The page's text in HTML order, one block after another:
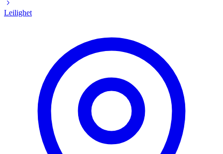
Leilighet